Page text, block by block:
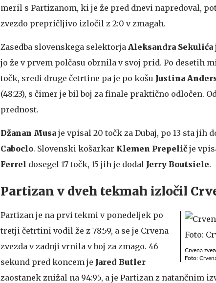
meril s Partizanom, ki je že pred dnevi napredoval,
zvezdo prepričljivo izločil z 2:0 v zmagah.
Zasedba slovenskega selektorja Aleksandra Sekulića
jo že v prvem polčasu obrnila v svoj prid. Po desetih
točk, sredi druge četrtine pa je po košu Justina
(48:23), s čimer je bil boj za finale praktično odločen.
prednost.
Džanan Musa je vpisal 20 točk za Dubaj, po 13 sta jih
Caboclo. Slovenski košarkar Klemen Prepelič je
Ferrel dosegel 17 točk, 15 jih je dodal Jerry Boutsiele.
Partizan v dveh tekmah izločil
Crvena
Foto:
Partizan je na prvi tekmi v ponedeljek po
tretji četrtini vodil že z 78:59, a se je Crvena
zvezda v zadnji vrnila v boj za zmago. 46
sekund pred koncem je Jared Butler
zaostanek znižal na 94:95, a je Partizan z natančnim